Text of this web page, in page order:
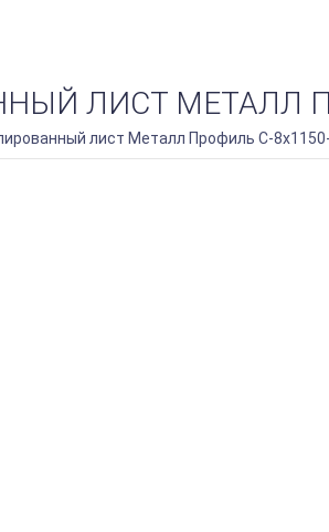
ЛИСТ МЕТАЛЛ
лист Металл Профиль С-